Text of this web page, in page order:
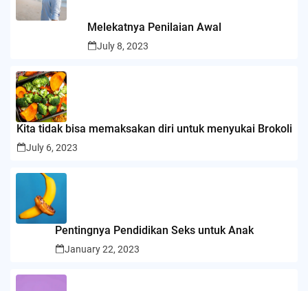
Melekatnya Penilaian Awal
July 8, 2023
Kita tidak bisa memaksakan diri untuk menyukai Brokoli
July 6, 2023
Pentingnya Pendidikan Seks untuk Anak
January 22, 2023